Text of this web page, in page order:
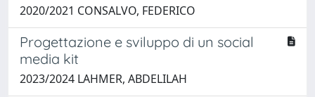
2020/2021 CONSALVO, FEDERICO
Progettazione e sviluppo di un social
media kit
2023/2024 LAHMER, ABDELILAH